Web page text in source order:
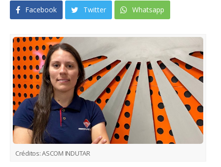
Facebook Twitter Whatsapp
Créditos:ASCOM INDUTAR